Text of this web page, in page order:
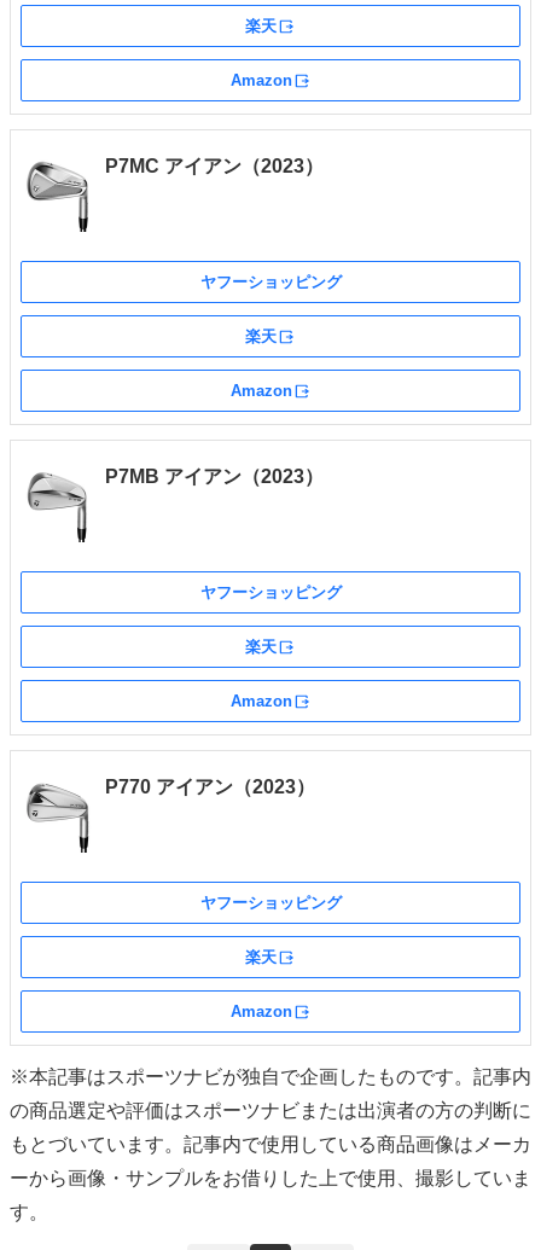
楽天
Amazon
P7MC アイアン（2023）
ヤフーショッピング
楽天
Amazon
P7MB アイアン（2023）
ヤフーショッピング
楽天
Amazon
P770 アイアン（2023）
ヤフーショッピング
楽天
Amazon
※本記事はスポーツナビが独自で企画したものです。記事内
の商品選定や評価はスポーツナビまたは出演者の方の判断に
もとづいています。記事内で使用している商品画像はメーカ
ーから画像・サンプルをお借りした上で使用、撮影していま
す。